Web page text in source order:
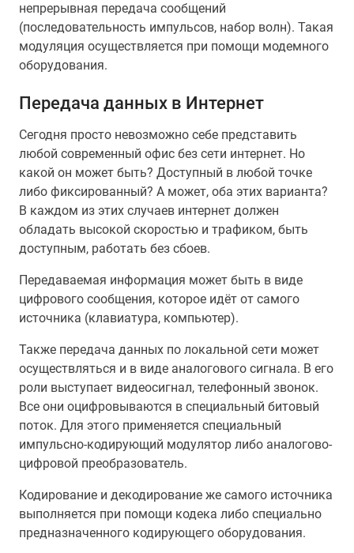
непрерывная передача сообщений
(последовательность импульсов, набор волн). Такая
модуляция осуществляется при помощи модемного
оборудования.
Передача данных в Интернет
Сегодня просто невозможно себе представить
любой современный офис без сети интернет. Но
какой он может быть? Доступный в любой точке
либо фиксированный? А может, оба этих варианта?
В каждом из этих случаев интернет должен
обладать высокой скоростью и трафиком, быть
доступным, работать без сбоев.
Передаваемая информация может быть в виде
цифрового сообщения, которое идёт от самого
источника (клавиатура, компьютер).
Также передача данных по локальной сети может
осуществляться и в виде аналогового сигнала. В его
роли выступает видеосигнал, телефонный звонок.
Все они оцифровываются в специальный битовый
поток. Для этого применяется специальный
импульсно-кодирующий модулятор либо аналогово-
цифровой преобразователь.
Кодирование и декодирование же самого источника
выполняется при помощи кодека либо специально
предназначенного кодирующего оборудования.